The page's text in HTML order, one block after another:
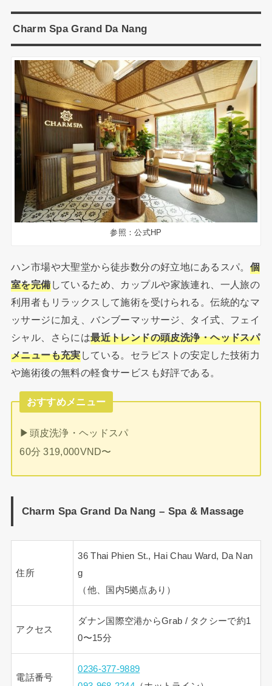
Charm Spa Grand Da Nang
参照：公式HP
ハン市場や大聖堂から徒歩数分の好立地にあるスパ。 個
室を完備しているため、カップルや家族連れ、一人旅の
利用者もリラックスして施術を受けられる。伝統的なマ
ッサージに加え、バンブーマッサージ、タイ式、フェイ
シャル、さらには最近トレンドの頭皮洗浄・ヘッドスパ
メニューも充実している。セラピストの安定した技術力
や施術後の無料の軽食サービスも好評である。
おすすめメニュー
▶︎頭皮洗浄・ヘッドスパ
60分 319,000VND〜
Charm Spa Grand Da Nang – Spa & Massage
住所
36 Thai Phien St., Hai Chau Ward, Da Nan
g
（他、国内5拠点あり）
アクセス
ダナン国際空港からGrab / タクシーで約1
0〜15分
電話番号
0236-377-9889